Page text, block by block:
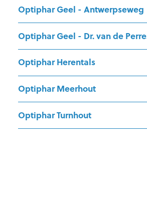
Optiphar Geel - Antwerpseweg
Optiphar Geel - Dr. van de
Optiphar Herentals
Optiphar Meerhout
Optiphar Turnhout